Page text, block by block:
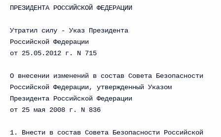
ПРЕЗИДЕНТА РОССИЙСКОЙ ФЕДЕРАЦИИ
Утратил силу - Указ Президента
Российской Федерации
от 25.05.2012 г. N 715
О внесении изменений в состав Совета Безопасности
Российской Федерации, утвержденный Указом
Президента Российской Федерации
от 25 мая 2008 г. N 836
1. Внести в состав Совета Безопасности Российской